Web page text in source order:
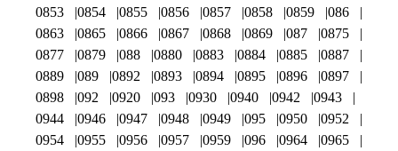
0853
0854 0855 0856 0857 0858 0859
086
0863
0865 0866 0867 0868 0869 087
0875
0877
0879 088 0880 0883 0884 0885
0887
0889
089 0892 0893 0894 0895 0896
0897
0898
092 0920 093 0930 0940 0942
0943
0944
0946 0947 0948 0949 095 0950
0952
0954
0955 0956 0957 0959 096 0964
0965